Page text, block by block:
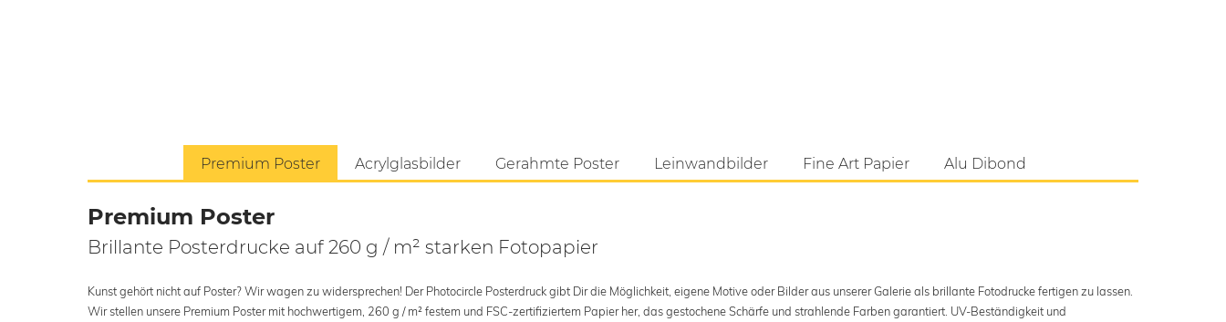
Premium Poster Acrylglasbilder Gerahmte Poster Leinwandbilder Fine Art Papier Alu Dibond
Premium Poster
Brillante Posterdrucke auf 260 g / m² starken Fotopapier
Kunst gehört nicht auf Poster? Wir wagen zu widersprechen! Der Photocircle Posterdruck gibt Dir die Möglichkeit, eigene Motive oder Bilder aus unserer Galerie als brillante Fotodrucke fertigen zu lassen.
Wir stellen unsere Premium Poster mit hochwertigem, 260 g / m² festem und FSC-zertifiziertem Papier her, das gestochene Schärfe und strahlende Farben garantiert. UV-Beständigkeit und